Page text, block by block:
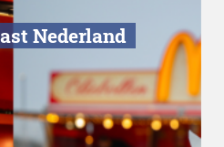
Nederland